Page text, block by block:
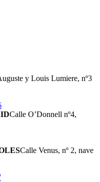
y Louis Lumiere, nº3
Calle O’Donnell nº4,
Calle Venus, nº 2, nave